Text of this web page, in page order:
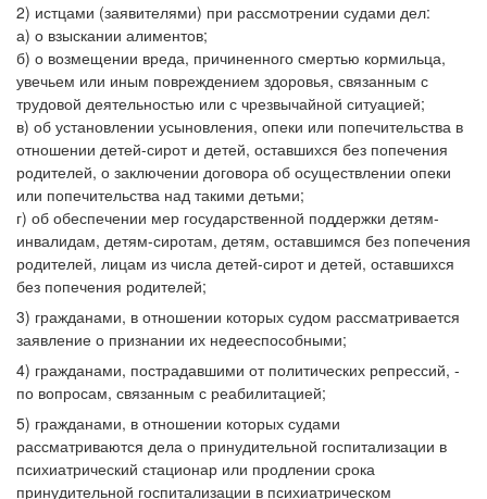
2) истцами (заявителями) при рассмотрении судами дел:
а) о взыскании алиментов;
б) о возмещении вреда, причиненного смертью кормильца,
увечьем или иным повреждением здоровья, связанным с
трудовой деятельностью или с чрезвычайной ситуацией;
в) об установлении усыновления, опеки или попечительства в
отношении детей-сирот и детей, оставшихся без попечения
родителей, о заключении договора об осуществлении опеки
или попечительства над такими детьми;
г) об обеспечении мер государственной поддержки детям-
инвалидам, детям-сиротам, детям, оставшимся без попечения
родителей, лицам из числа детей-сирот и детей, оставшихся
без попечения родителей;
3) гражданами, в отношении которых судом рассматривается
заявление о признании их недееспособными;
4) гражданами, пострадавшими от политических репрессий, -
по вопросам, связанным с реабилитацией;
5) гражданами, в отношении которых судами
рассматриваются дела о принудительной госпитализации в
психиатрический стационар или продлении срока
принудительной госпитализации в психиатрическом